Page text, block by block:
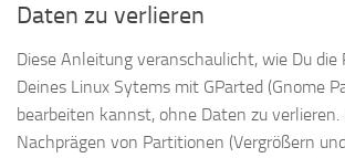
Daten zu verlieren
Diese Anleitung veranschaulicht, wie Du die
Deines Linux Sytems mit GParted (Gnome
bearbeiten kannst, ohne Daten zu verlieren.
Nachprägen von Partitionen (Vergrößern